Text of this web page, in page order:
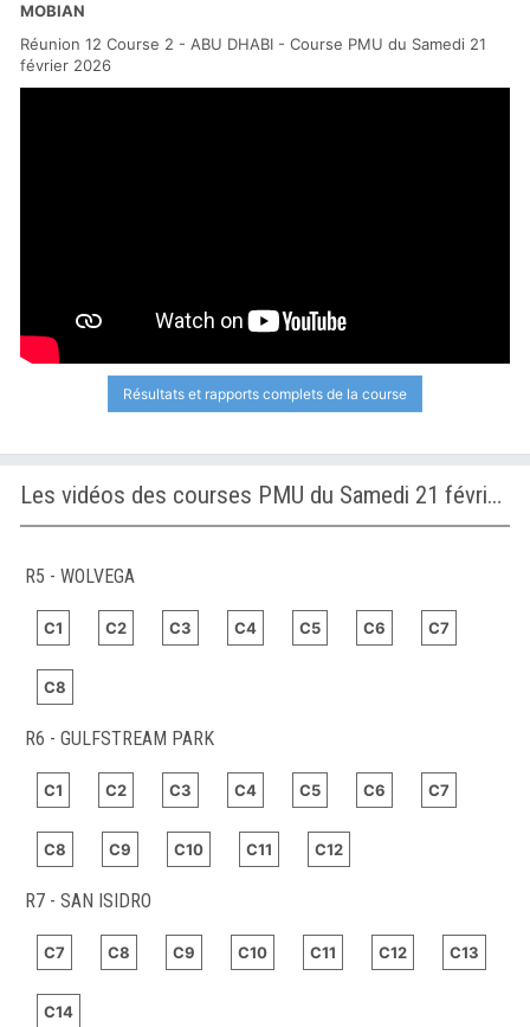
MOBIAN
Réunion 12 Course 2 - ABU DHABI - Course PMU du Samedi 21
février 2026
Résultats et rapports complets de la course
Les vidéos des courses PMU du Samedi 21 février 2026
R5 - WOLVEGA
C1 C2 C3 C4 C5 C6 C7
C8
R6 - GULFSTREAM PARK
C1 C2 C3 C4 C5 C6 C7
C8 C9 C10 C11 C12
R7 - SAN ISIDRO
C7 C8 C9 C10 C11 C12 C13
C14